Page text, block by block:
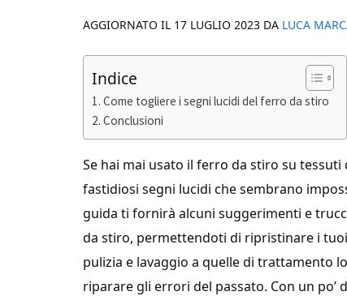
AGGIORNATO IL 17 LUGLIO 2023 DA LUCA
Indice
Come togliere i segni lucidi del ferro da stiro
Conclusioni
Se hai mai usato il ferro da stiro su
fastidiosi segni lucidi che sembrano
guida ti fornirà alcuni suggerimenti e
da stiro, permettendoti di ripristinare i
pulizia e lavaggio a quelle di trattamento
riparare gli errori del passato. Con un po’